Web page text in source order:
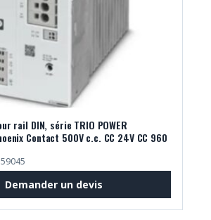
rail DIN, série TRIO POWER
Contact 500V c.c. CC 24V CC 960
Demander un devis